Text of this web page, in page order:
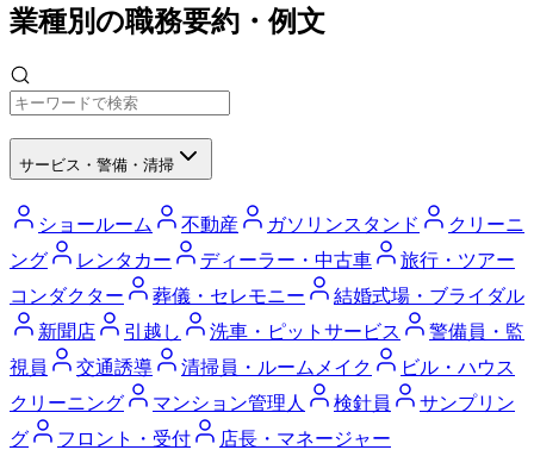
業種別の職務要約・例文
サービス・警備・清掃
ショールーム 不動産 ガソリンスタンド
クリーニ
ング
レンタカー ディーラー・中古車
旅行・ツアー
コンダクター
葬儀・セレモニー
結婚式場・ブライダル
新聞店
引越し 洗車・ピットサービス
警備員・監
視員
交通誘導 清掃員・ルームメイク
ビル・ハウス
クリーニング
マンション管理人 検針員
サンプリン
グ
フロント・受付 店長・マネージャー